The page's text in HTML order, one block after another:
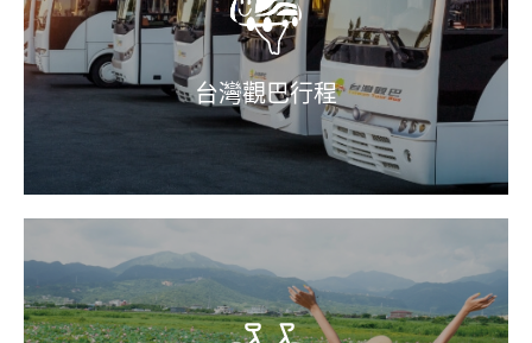
台灣觀巴行程